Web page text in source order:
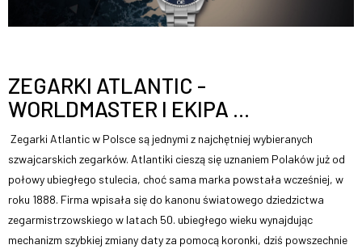
ZEGARKI ATLANTIC -
WORLDMASTER I EKIPA ...
Zegarki Atlantic w Polsce są jednymi z najchętniej wybieranych
szwajcarskich zegarków. Atlantiki cieszą się uznaniem Polaków już od
połowy ubiegłego stulecia, choć sama marka powstała wcześniej, w
roku 1888. Firma wpisała się do kanonu światowego dziedzictwa
zegarmistrzowskiego w latach 50. ubiegłego wieku wynajdując
mechanizm szybkiej zmiany daty za pomocą koronki, dziś powszechnie